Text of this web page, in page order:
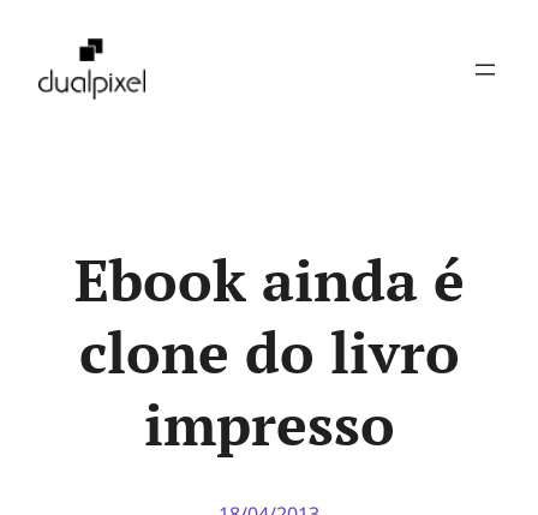
Ebook ainda é
clone do livro
impresso